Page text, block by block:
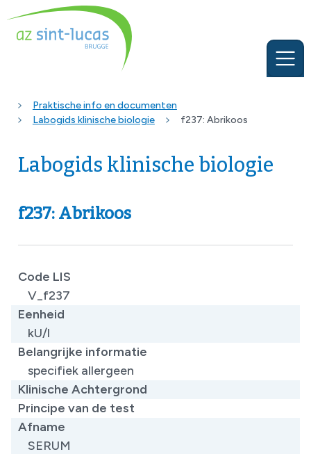
Praktische info en documenten
Labogids klinische biologie
f237: Abrikoos
Labogids klinische biologie
f237: Abrikoos
Code LIS
V_f237
Eenheid
kU/l
Belangrijke informatie
specifiek allergeen
Klinische Achtergrond
Principe van de test
Afname
SERUM